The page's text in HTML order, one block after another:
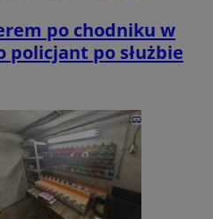
po chodniku w
policjant po służbie